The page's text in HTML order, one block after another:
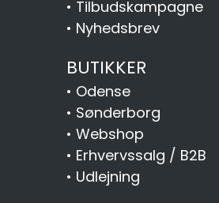
• Tilbudskampagne
• Nyhedsbrev
BUTIKKER
• Odense
• Sønderborg
• Webshop
• Erhvervssalg / B2B
• Udlejning